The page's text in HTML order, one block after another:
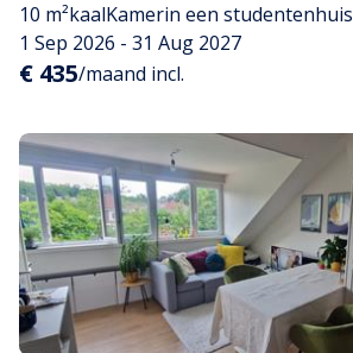
10 m²kaalKamerin een studentenhuis
1 Sep 2026 - 31 Aug 2027
€ 435/maand incl.